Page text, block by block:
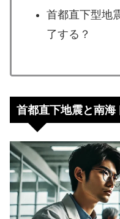
首都直下型地
了する？
首都直下地震と南海